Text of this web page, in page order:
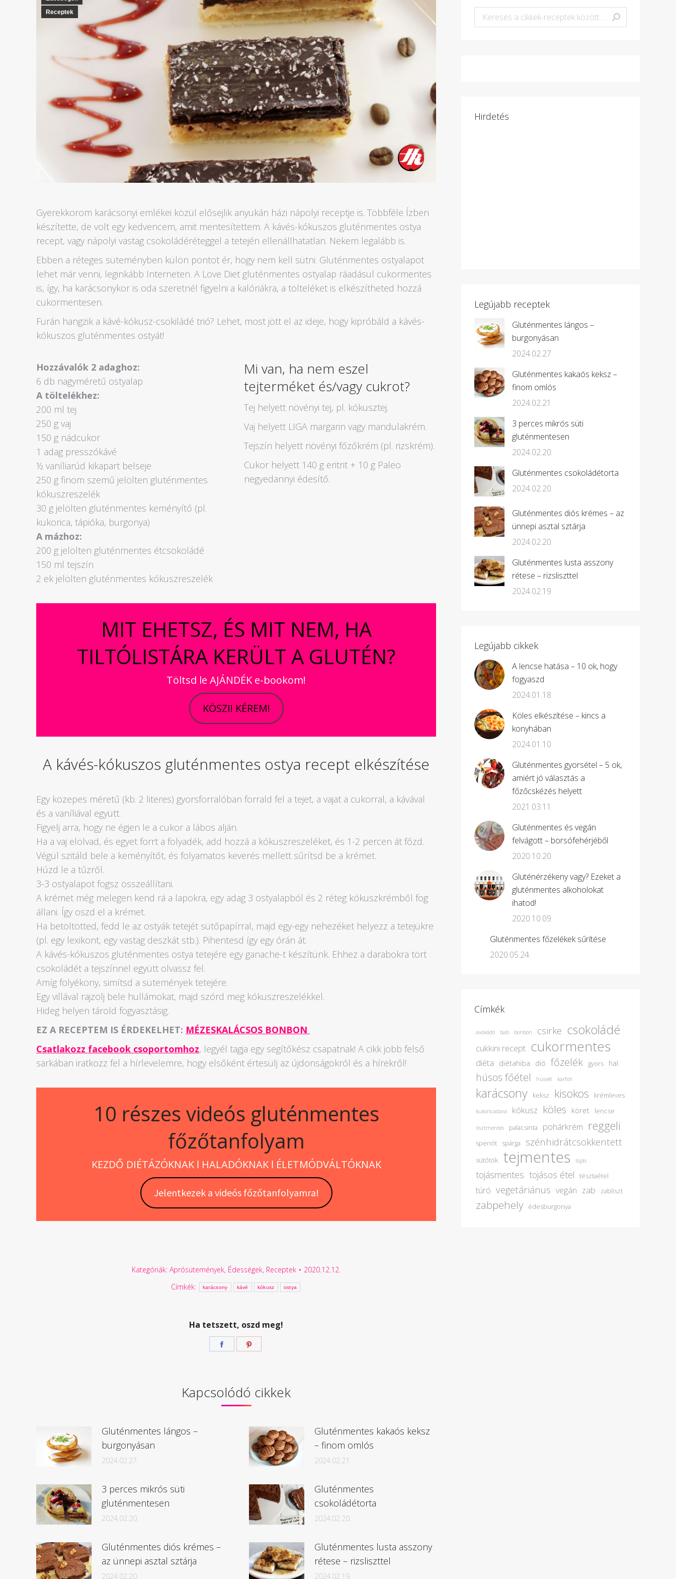
Receptek
Gyerekkorom karácsonyi emlékei közül elősejlik anyukán házi nápolyi receptje is. Többféle Ízben
készítette, de volt egy kedvencem, amit mentesítettem. A kávés-kókuszos gluténmentes ostya
recept, vagy nápolyi vastag csokoládéréteggel a tetején ellenállhatatlan. Nekem legalább is.
Ebben a réteges süteményben külön pontot ér, hogy nem kell sütni. Gluténmentes ostyalapot
lehet már venni, leginkább Interneten. A Love Diet gluténmentes ostyalap ráadásul cukormentes
is, így, ha karácsonykor is oda szeretnél figyelni a kalóriákra, a tölteléket is elkészítheted hozzá
cukormentesen.
Furán hangzik a kávé-kókusz-csokiládé trió? Lehet, most jött el az ideje, hogy kipróbáld a kávés-
kókuszos gluténmentes ostyát!
Hozzávalók 2 adaghoz:
6 db nagyméretű ostyalap
A töltelékhez:
200 ml tej
250 g vaj
150 g nádcukor
1 adag presszókávé
½ vaníliarúd kikapart belseje
250 g finom szemű jelölten gluténmentes
kókuszreszelék
30 g jelölten gluténmentes keményítő (pl.
kukorica, tápióka, burgonya)
A mázhoz:
200 g jelölten gluténmentes étcsokoládé
150 ml tejszín
2 ek jelölten gluténmentes kókuszreszelék
Mi van, ha nem eszel
tejterméket és/vagy cukrot?
Tej helyett növényi tej, pl. kókusztej.
Vaj helyett LIGA margarin vagy mandulakrém.
Tejszín helyett növényi főzőkrém (pl. rizskrém).
Cukor helyett 140 g eritrit + 10 g Paleo
negyedannyi édesítő.
MIT EHETSZ, ÉS MIT NEM, HA
TILTÓLISTÁRA KERÜLT A GLUTÉN?
Töltsd le AJÁNDÉK e-bookom!
KÖSZI! KÉREM!
A kávés-kókuszos gluténmentes ostya recept elkészítése
Egy közepes méretű (kb. 2 literes) gyorsforralóban forrald fel a tejet, a vajat a cukorral, a kávával
és a vaníliával együtt.
Figyelj arra, hogy ne égjen le a cukor a lábos alján.
Ha a vaj elolvad, és egyet forrt a folyadék, add hozzá a kókuszreszeléket, és 1-2 percen át főzd.
Végül szitáld bele a keményítőt, és folyamatos keverés mellett sűrítsd be a krémet.
Húzd le a tűzről.
3-3 ostyalapot fogsz összeállítani.
A krémet még melegen kend rá a lapokra, egy adag 3 ostyalapból és 2 réteg kókuszkrémből fog
állani. Így oszd el a krémet.
Ha betöltötted, fedd le az ostyák tetejét sütőpapírral, majd egy-egy nehezéket helyezz a tetejükre
(pl. egy lexikont, egy vastag deszkát stb.). Pihentesd így egy órán át.
A kávés-kókuszos gluténmentes ostya tetejére egy ganache-t készítünk. Ehhez a darabokra tört
csokoládét a tejszínnel együtt olvassz fel.
Amíg folyékony, simítsd a sütemények tetejére.
Egy villával rajzolj bele hullámokat, majd szórd meg kókuszreszelékkel.
Hideg helyen tárold fogyasztásig.
EZ A RECEPTEM IS ÉRDEKELHET: MÉZESKALÁCSOS BONBON
Csatlakozz facebook csoportomhoz, legyél tagja egy segítőkész csapatnak! A cikk jobb felső
sarkában iratkozz fel a hírlevelemre, hogy elsőként értesülj az újdonságokról és a hírekről!
10 részes videós gluténmentes
főzőtanfolyam
KEZDŐ DIÉTÁZÓKNAK ǀ HALADÓKNAK ǀ ÉLETMÓDVÁLTÓKNAK
Jelentkezek a videós főzőtanfolyamra!
Kategóriák: Aprósütemények, Édességek, Receptek
2020.12.12.
Címkék:
karácsony kávé kókusz ostya
Ha tetszett, oszd meg!
Megosztás
Kapcsolódó cikkek
Gluténmentes lángos –
burgonyásan
2024.02.27.
Gluténmentes kakaós keksz
– finom omlós
2024.02.21.
3 perces mikrós süti
gluténmentesen
2024.02.20.
Gluténmentes
csokoládétorta
2024.02.20.
Gluténmentes diós krémes –
az ünnepi asztal sztárja
2024.02.20.
Gluténmentes lusta asszony
rétese – rizsliszttel
2024.02.19.
Keresés:
Hirdetés
Legújabb receptek
Gluténmentes lángos –
burgonyásan
2024.02.27.
Gluténmentes kakaós keksz –
finom omlós
2024.02.21.
3 perces mikrós süti
gluténmentesen
2024.02.20.
Gluténmentes csokoládétorta
2024.02.20.
Gluténmentes diós krémes – az
ünnepi asztal sztárja
2024.02.20.
Gluténmentes lusta asszony
rétese – rizsliszttel
2024.02.19.
Legújabb cikkek
A lencse hatása – 10 ok, hogy
fogyaszd
2024.01.18.
Köles elkészítése – kincs a
konyhában
2024.01.10.
Gluténmentes gyorsétel – 5 ok,
amiért jó választás a
főzőcskézés helyett
2021.03.11.
Gluténmentes és vegán
felvágott – borsófehérjéből
2020.10.20.
Gluténérzékeny vagy? Ezeket a
gluténmentes alkoholokat
ihatod!
2020.10.09.
Gluténmentes főzelékek sűrítése
2020.05.24.
Címkék
avokádó bab bonbon csirke csokoládé
cukkini recept cukormentes
diéta diétahiba dió főzelék gyors hal
húsos főétel húsvét karfiol
karácsony keksz kisokos krémleves
kukoricadara kókusz köles köret lencse
lisztmentes palacsinta pohárkrém reggeli
spenót spárga szénhidrátcsökkentett
sütőtök tejmentes tojás
tojásmentes tojásos étel tésztaétel
túró vegetáriánus vegán zab zabliszt
zabpehely édesburgonya